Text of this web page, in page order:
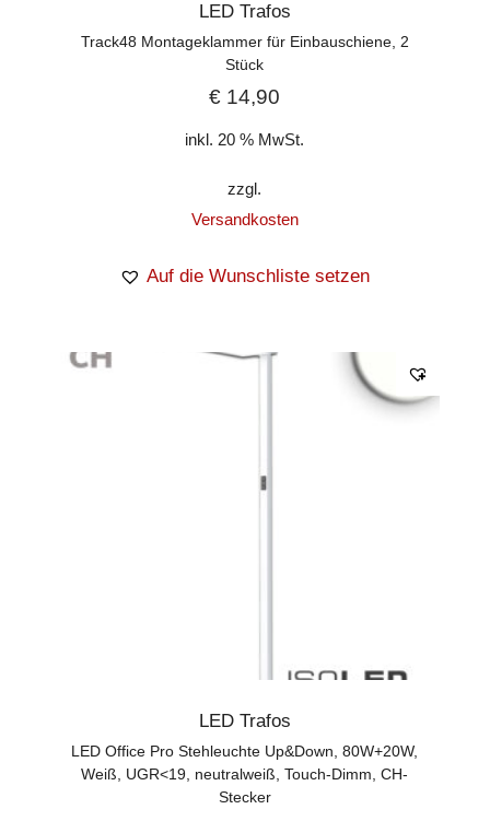
LED Trafos
Track48 Montageklammer für Einbauschiene, 2
Stück
€ 14,90
inkl. 20 % MwSt.
zzgl.
Versandkosten
Auf die Wunschliste setzen
LED Trafos
LED Office Pro Stehleuchte Up&Down, 80W+20W,
Weiß, UGR<19, neutralweiß, Touch-Dimm, CH-
Stecker